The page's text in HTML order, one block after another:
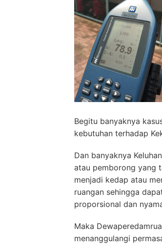
Begitu banyaknya
kebutuhan terhadap
Dan banyaknya
atau pemborong yang
menjadi kedap atau
ruangan sehingga
proporsional dan
Maka
menanggulangi